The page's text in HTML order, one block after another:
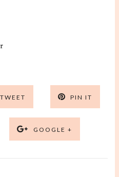
TWEET PIN IT
GOOGLE +